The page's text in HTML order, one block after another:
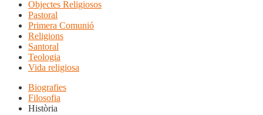
Objectes Religiosos
Pastoral
Primera Comunió
Religions
Santoral
Teologia
Vida religiosa
Biografies
Filosofia
Història